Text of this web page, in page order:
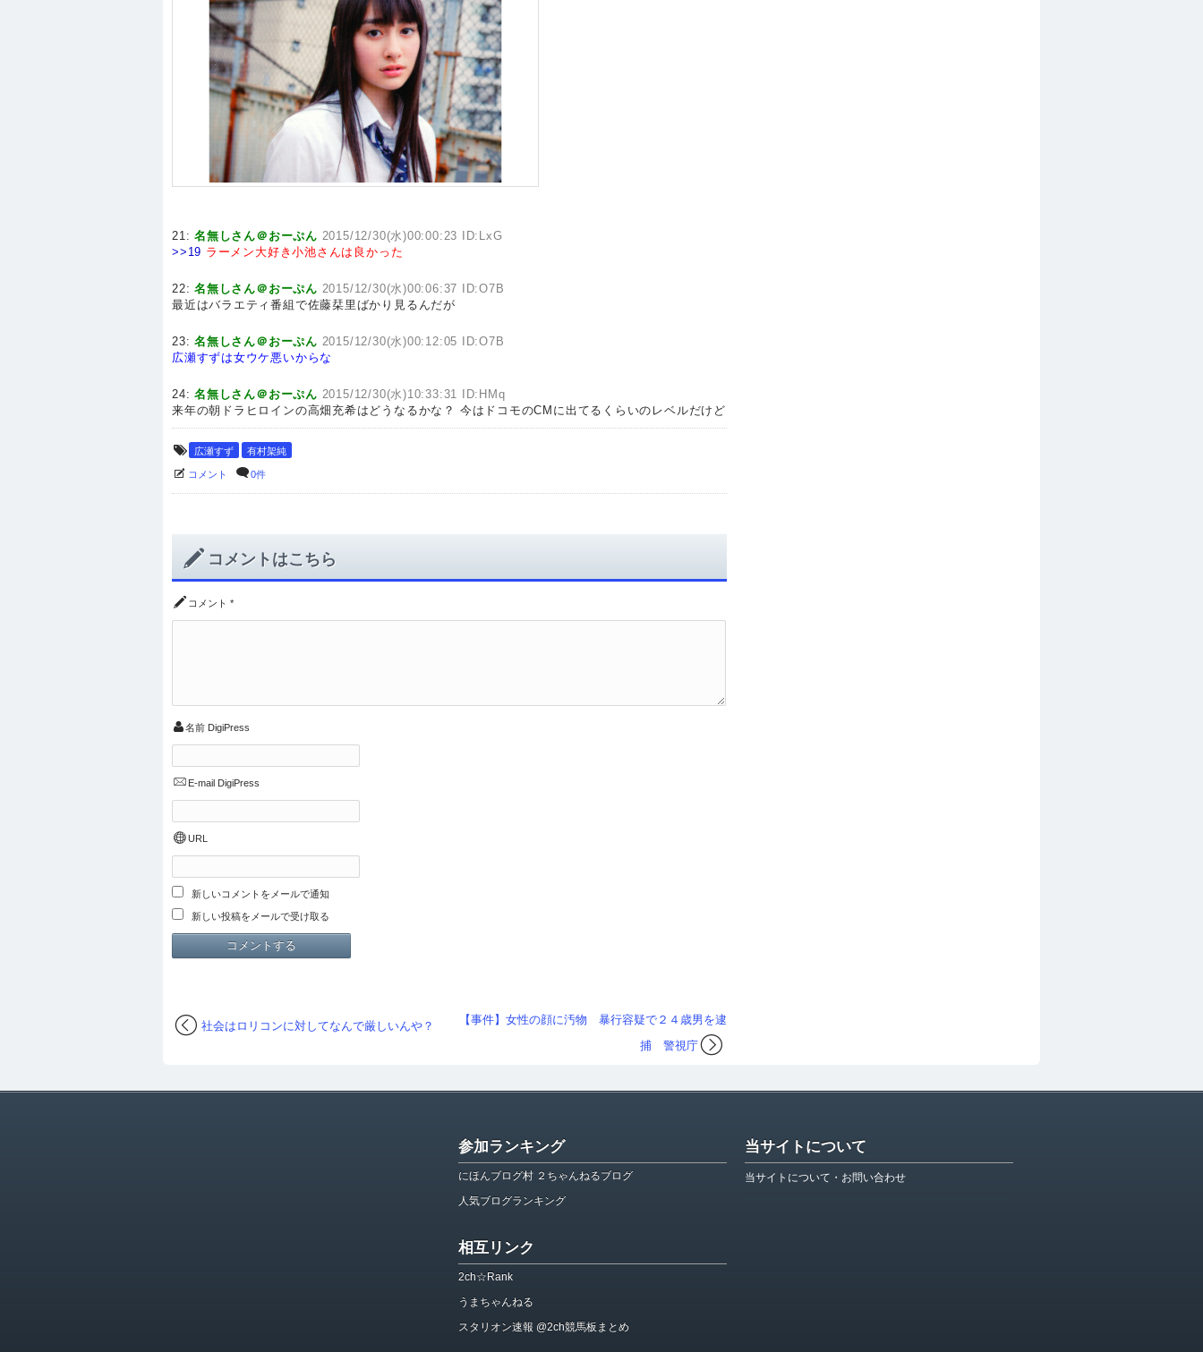
21:名無しさん＠おーぷん 2015/12/30(水)00:00:23 ID:LxG
>>19 ラーメン大好き小池さんは良かった
22:名無しさん＠おーぷん 2015/12/30(水)00:06:37 ID:O7B
最近はバラエティ番組で佐藤栞里ばかり見るんだが
23:名無しさん＠おーぷん 2015/12/30(水)00:12:05 ID:O7B
広瀬すずは女ウケ悪いからな
24:名無しさん＠おーぷん 2015/12/30(水)10:33:31 ID:HMq
来年の朝ドラヒロインの高畑充希はどうなるかな？ 今はドコモのCMに出てるくらいのレベルだけど
広瀬すず 有村架純
コメント 0件
コメントはこちら
コメント *
名前 DigiPress
E-mail DigiPress
URL
新しいコメントをメールで通知
新しい投稿をメールで受け取る
【事件】女性の顔に汚物 暴行容疑で２４歳男を逮
捕 警視庁
社会はロリコンに対してなんで厳しいんや？
参加ランキング
にほんブログ村 ２ちゃんねるブログ
人気ブログランキング
相互リンク
2ch☆Rank
うまちゃんねる
スタリオン速報 @2ch競馬板まとめ
当サイトについて
当サイトについて・お問い合わせ